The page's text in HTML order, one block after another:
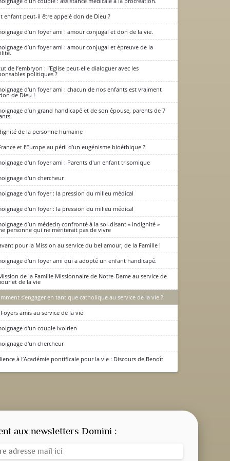
?
enfant peut-il être appelé don de Dieu ?
d’un foyer ami : amour conjugal et don de la vie.
d’un foyer ami : amour conjugal et épreuve de la
de l’embryon : l’Eglise peut-elle dialoguer avec les
politiques ?
d'un foyer ami : chacun de nos enfants est vraiment
de Dieu !
d’un grand handicapé et de son épouse, parents de 7
de la personne humaine
et l’Europe au péril d’un eugénisme bioéthique ?
d'un foyer ami : Parents d'un enfant trisomique
d'un chercheur
d'un foyer : la pression du milieu médical
d'un foyer : la pression du milieu médical
d’un médecin confronté à la soi-disant « indignité »
personne qui ne mériterait pas de vivre
pour la Mission au service du bel amour, de la Famille !
d'un foyer ami qui a adopté un enfant handicapé.
de la Famille Missionnaire de Notre-Dame au service de
et de la vie
s’engager en tant que catholique au service de la vie ?
Foyers amis au service de la vie
d'un couple ivoirien
d'un chercheur
à l’Académie pontificale pour la vie : Discours de Benoît
aux newsletters Domini :